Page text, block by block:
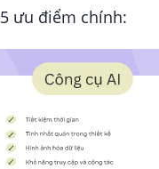
ưu điểm chính: